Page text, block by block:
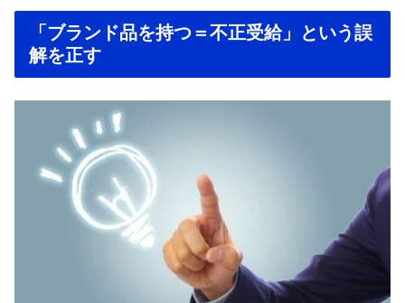
「ブランド品を持つ＝不正受給」という誤
解を正す